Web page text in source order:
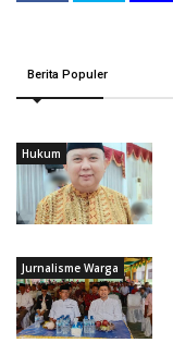
Berita Populer
Hukum
Jurnalisme Warga